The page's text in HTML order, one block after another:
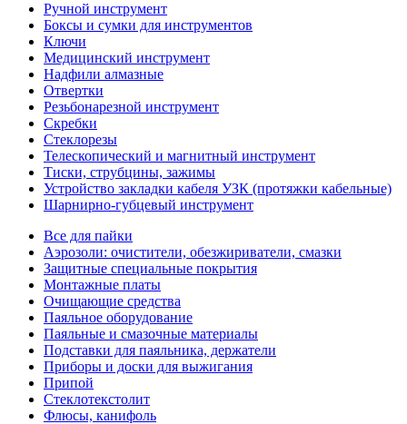
Ручной инструмент
Боксы и сумки для инструментов
Ключи
Медицинский инструмент
Надфили алмазные
Отвертки
Резьбонарезной инструмент
Скребки
Стеклорезы
Телескопический и магнитный инструмент
Тиски, струбцины, зажимы
Устройство закладки кабеля УЗК (протяжки кабельные)
Шарнирно-губцевый инструмент
Все для пайки
Аэрозоли: очистители, обезжириватели, смазки
Защитные специальные покрытия
Монтажные платы
Очищающие средства
Паяльное оборудование
Паяльные и смазочные материалы
Подставки для паяльника, держатели
Приборы и доски для выжигания
Припой
Стеклотекстолит
Флюсы, канифоль